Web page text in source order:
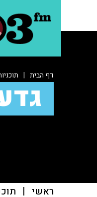
דף הבית |
ראשי |